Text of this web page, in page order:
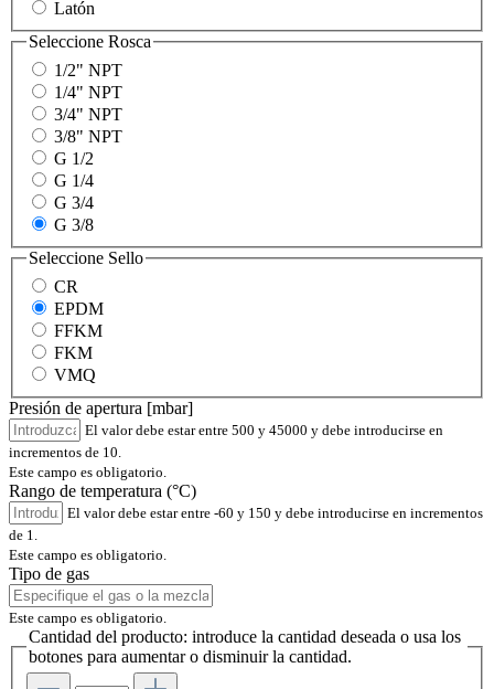
Latón
Seleccione Rosca
1/2" NPT
1/4" NPT
3/4" NPT
3/8" NPT
G 1/2
G 1/4
G 3/4
G 3/8
Seleccione Sello
CR
EPDM
FFKM
FKM
VMQ
Presión de apertura [mbar]
El valor debe estar entre 500 y 45000 y debe introducirse en
incrementos de 10.
Este campo es obligatorio.
Rango de temperatura (°C)
El valor debe estar entre -60 y 150 y debe introducirse en incrementos
de 1.
Este campo es obligatorio.
Tipo de gas
Este campo es obligatorio.
Cantidad del producto: introduce la cantidad deseada o usa los
botones para aumentar o disminuir la cantidad.